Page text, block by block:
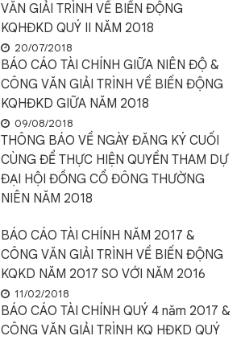
VĂN GIẢI TRÌNH VỀ BIẾN ĐỘNG
KQHĐKD QUÝ II NĂM 2018
20/07/2018
BÁO CÁO TÀI CHÍNH GIỮA NIÊN ĐỘ &
CÔNG VĂN GIẢI TRÌNH VỀ BIẾN ĐỘNG
KQHĐKD GIỮA NĂM 2018
09/08/2018
THÔNG BÁO VỀ NGÀY ĐĂNG KÝ CUỐI
CÙNG ĐỂ THỰC HIỆN QUYỀN THAM DỰ
ĐẠI HỘI ĐỒNG CỔ ĐÔNG THƯỜNG
NIÊN NĂM 2018
BÁO CÁO TÀI CHÍNH NĂM 2017 &
CÔNG VĂN GIẢI TRÌNH VỀ BIẾN ĐỘNG
KQKD NĂM 2017 SO VỚI NĂM 2016
11/02/2018
BÁO CÁO TÀI CHÍNH QUÝ 4 năm 2017 &
CÔNG VĂN GIẢI TRÌNH KQ HĐKD QUÝ